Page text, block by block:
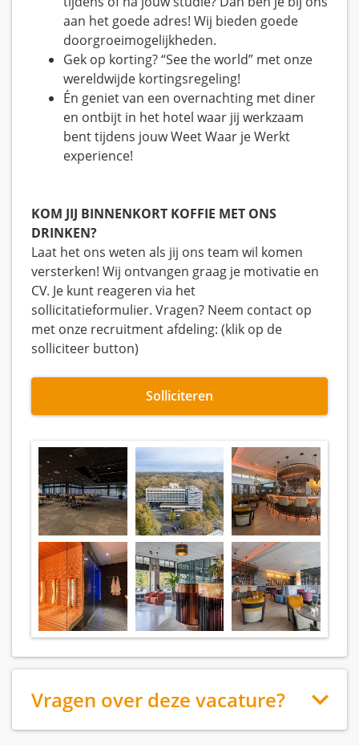
aan het goede adres! Wij bieden goede
doorgroeimogelijkheden.
Gek op korting? “See the world” met onze
wereldwijde kortingsregeling!
Én geniet van een overnachting met diner
en ontbijt in het hotel waar jij werkzaam
bent tijdens jouw Weet Waar je Werkt
experience!
KOM JIJ BINNENKORT KOFFIE MET ONS
DRINKEN?
Laat het ons weten als jij ons team wil komen
versterken! Wij ontvangen graag je motivatie en
CV. Je kunt reageren via het
sollicitatieformulier. Vragen? Neem contact op
met onze recruitment afdeling: (klik op de
solliciteer button)
Solliciteren
Vragen over deze vacature?